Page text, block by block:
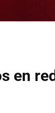
en